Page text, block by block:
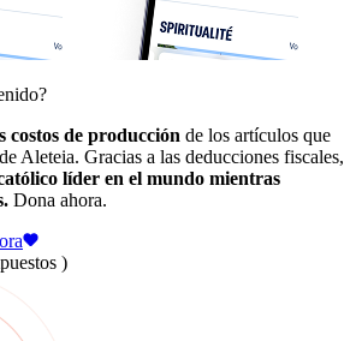
costos de producción de los artículos que
Aleteia. Gracias a las deducciones fiscales,
líder en el mundo mientras
Dona ahora.
)